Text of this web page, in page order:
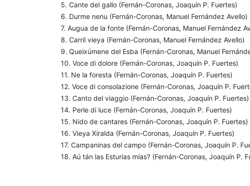
5. Cante del gallo (Fernán-Coronas, Joaquín P. Fuertes)
6. Durme nenu (Fernán-Coronas, Manuel Fernández Avello)
7. Augua de la fonte (Fernán-Coronas, Manuel Fernández
8. Carril vieya (Fernán-Coronas, Manuel Fernández Avello)
9. Queixúmene del Esba (Fernán-Coronas, Manuel
10. Voce di dolore (Fernán-Coronas, Joaquín P. Fuertes)
11. Ne la foresta (Fernán-Coronas, Joaquín P. Fuertes)
12. Voce di consolazione (Fernán-Coronas, Joaquín P.
13. Canto del viaggio (Fernán-Coronas, Joaquín P. Fuertes)
14. Perle di luce (Fernán-Coronas, Joaquín P. Fuertes)
15. Nido de cantares (Fernán-Coronas, Joaquín P. Fuertes)
16. Vieya Xiralda (Fernán-Coronas, Joaquín P. Fuertes)
17. Campaninas del campo (Fernán-Coronas, Joaquín P.
18. Aú tán las Esturias mías? (Fernán-Coronas, Joaquín P.